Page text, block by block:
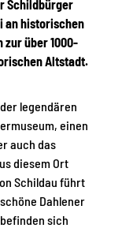
Schildbürger
an historischen
zur über 1000-
Altstadt.
legendären
einen
auch das
diesem Ort
Schildau führt
Dahlener
sich